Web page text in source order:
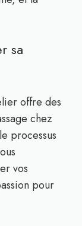
sa
offre des
chez
processus
vos
pour